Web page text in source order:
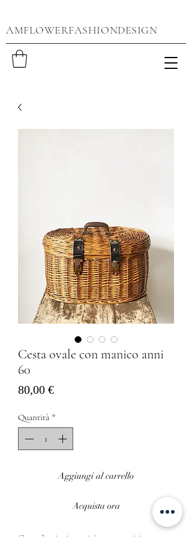
AMFLOWERFASHIONDESIGN
Cesta ovale con manico anni
60
80,00 €Prezzo
Quantità *
Aggiungi al carrello
Acquista ora